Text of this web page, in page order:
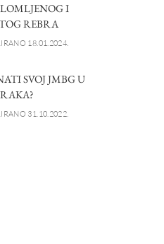
I
REBRA
18.01.2024.
SVOJ JMBG U
31.10.2022.